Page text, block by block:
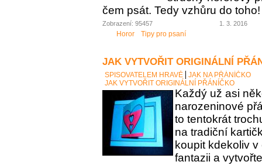
čem psát. Tedy vzhůru do toho!
Zobrazení: 95457 1. 3. 2016
Horor Tipy pro psaní
JAK VYTVOŘIT ORIGINÁLNÍ
SPISOVATELEM HRAVĚ
JAK NA PŘÁNÍČKO
JAK VYTVOŘIT ORIGINÁLNÍ PŘÁNÍČKO
Každý už asi
narozeninové
to tentokrát
na tradiční
koupit kdekoliv
fantazii a